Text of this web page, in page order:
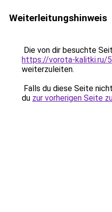
Weiterleitungshinweis
Die von dir besuchte
https://vorota-kalitki.ru/
weiterzuleiten.
Falls du diese Seite
du zur vorherigen Seite